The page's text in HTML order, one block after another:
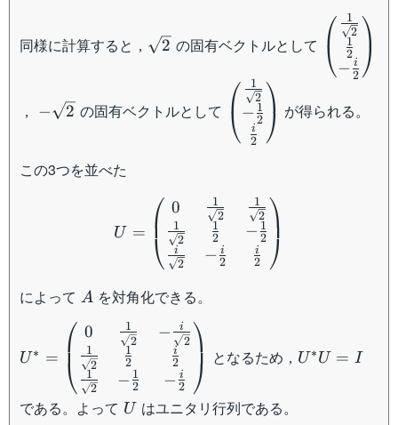
同様に計算すると，
2 の固有ベクトルとして \frac{1}
⎝
⎛ 2
1
2
1
− 2
i ⎠
⎞
， \sqrt{2}
− 2 の固有ベクトルとして
\begin{pmatrix}
\frac{1}
{\sqrt{2}} \\ -
\frac{1}{2}
⎝
⎛ 2
1
− 2
1
2
i ⎠
⎞ が得られる。
この3つを並べた
U = \begin{pmatrix}
U = ⎝
⎛ 0
2
1
2
i
2
1
2
1
− 2
i
2
1
− 2
1
2
i ⎠
⎞
によって A
A を対角化できる。
U^{\ast} =
\begin{pmatrix}
0 & \frac{1}
{\sqrt{2}} & -
\frac{i}
U∗ = ⎝
⎛ 0
2
1
2
1
2
1
2
1
− 2
1
− 2
i
2
i
− 2
i ⎠
⎞ となるため， U = I
U∗U = I
である。よって U
U はユニタリ行列である。